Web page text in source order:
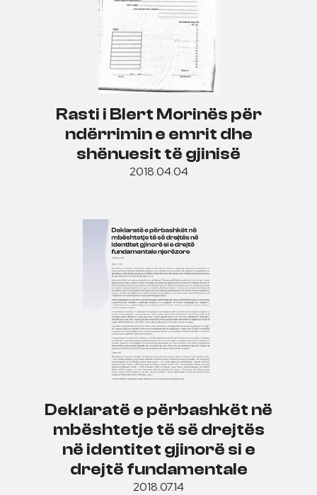
Rasti i Blert Morinës për
ndërrimin e emrit dhe
shënuesit të gjinisë
2018.04.04
Deklaratë e përbashkët në
mbështetje të së drejtës
në identitet gjinorë si e
drejtë fundamentale
2018.07.14